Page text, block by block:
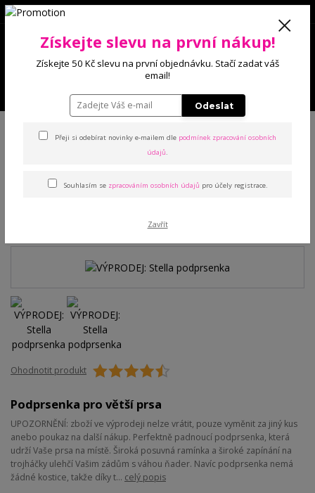
0 Kč
podprsenka
Ohodnotit produkt
Podprsenka pro větší prsa
UPOZORNĚNÍ: zboží ve výprodeji nelze vrátit, pouze vyměnit za jiný kus
anebo poukaz na další nákup. Perfektně padnoucí podprsenka, která
udrží Vaše prsa na místě. Široká posuvná ramínka a široké zapínání na
trojháčky ulehčí Vašim zádům s váhou ňader. Navíc podprsenka nemá
žádné kostice, takže díky t... celý popis
Získejte slevu na první nákup!
Získejte 50 Kč slevu na první objednávku. Stačí zadat váš
email!
Odeslat
Přeji si odebírat novinky e-mailem dle podmínek zpracování osobních
údajů.
Souhlasím se zpracováním osobních údajů pro účely registrace.
Zavřít